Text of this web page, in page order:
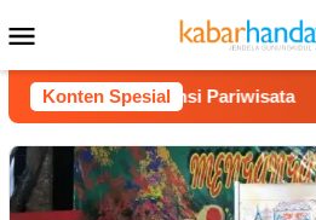
ke
kontenMobile
Konten Spesial
hingga Potensi Pariwisata